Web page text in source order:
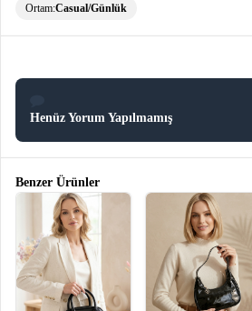
Ortam:Casual/Günlük
Henüz Yorum Yapılmamış
Benzer Ürünler